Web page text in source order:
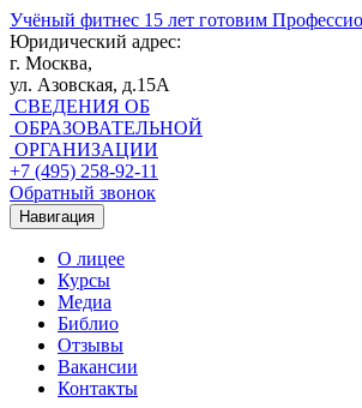
Учёный фитнес 15 лет готовим
Юридический адрес:
г. Москва,
ул. Азовская, д.15А
СВЕДЕНИЯ ОБ
ОБРАЗОВАТЕЛЬНОЙ
ОРГАНИЗАЦИИ
+7 (495) 258-92-11
Обратный звонок
Навигация
О лицее
Курсы
Медиа
Библио
Отзывы
Вакансии
Контакты